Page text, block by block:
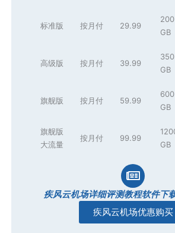
标准版 按月付 29.99
200
GB
高级版 按月付 39.99
350
GB
旗舰版 按月付 59.99
600
GB
旗舰版
大流量
按月付 99.99
GB
疾风云机场详细评测教程软件下
疾风云机场优惠购买